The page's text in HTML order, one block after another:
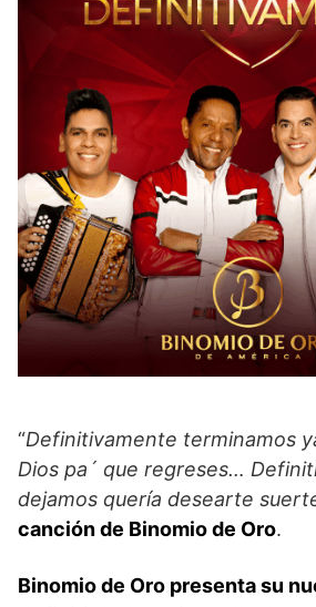
“Definitivamente terminamos
Dios pa´ que regreses…
dejamos quería desearte
canción de Binomio de Oro.
Binomio de Oro presenta su